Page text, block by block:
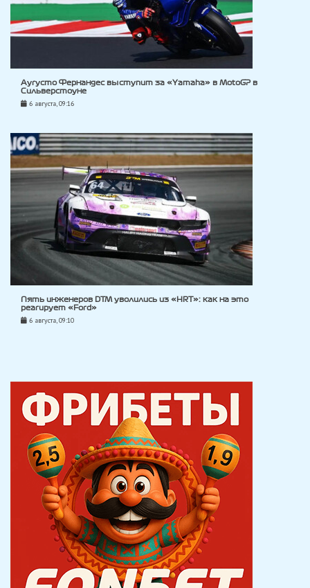
Аугусто Фернандес выступит за «Yamaha» в MotoGP в
Сильверстоуне
6 августа, 09:16
Пять инженеров DTM уволились из «HRT»: как на это
реагирует «Ford»
6 августа, 09:10